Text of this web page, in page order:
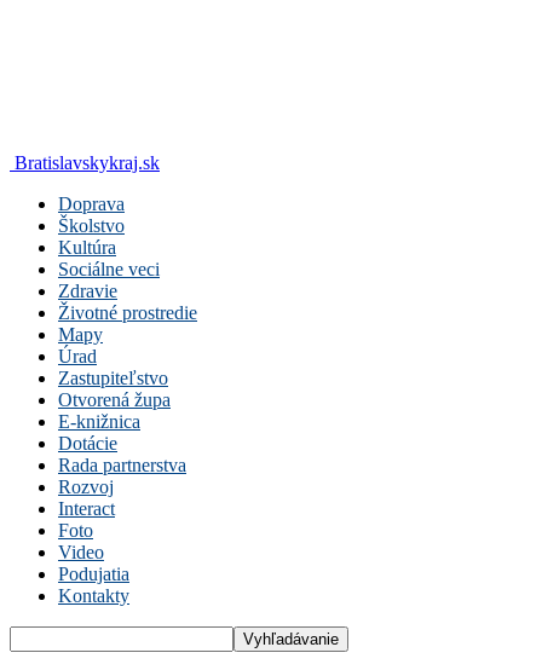
Bratislavskykraj.sk
Doprava
Školstvo
Kultúra
Sociálne veci
Zdravie
Životné prostredie
Mapy
Úrad
Zastupiteľstvo
Otvorená župa
E-knižnica
Dotácie
Rada partnerstva
Rozvoj
Interact
Foto
Video
Podujatia
Kontakty